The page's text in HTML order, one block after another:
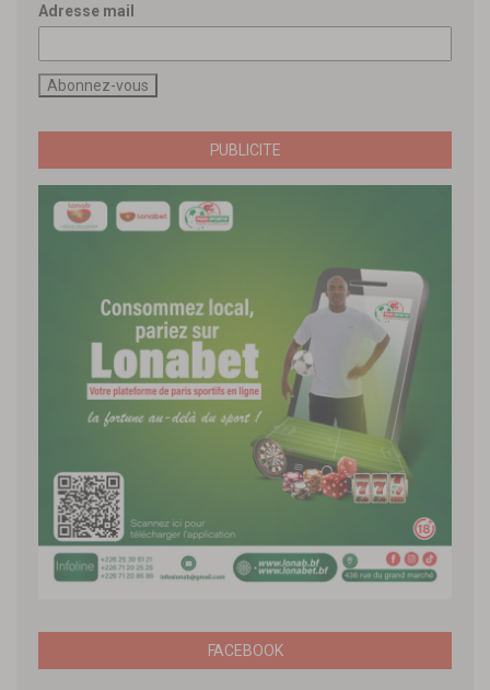
Adresse mail
PUBLICITE
FACEBOOK